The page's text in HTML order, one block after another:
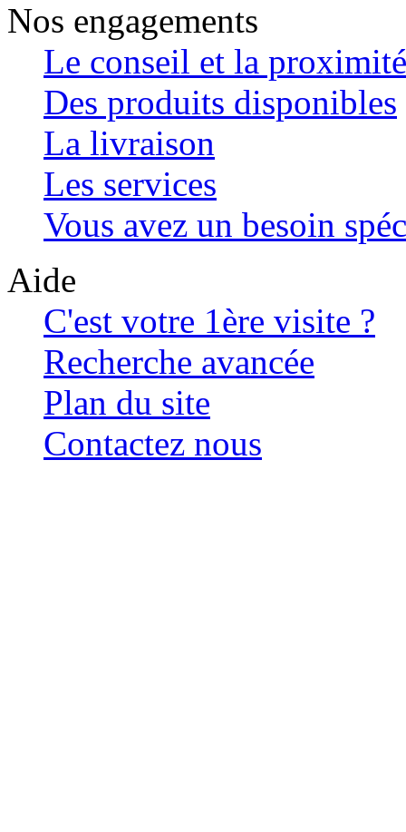
Nos engagements
Le conseil et la proximité
Des produits disponibles
La livraison
Les services
Vous avez un besoin
Aide
C'est votre 1ère visite ?
Recherche avancée
Plan du site
Contactez nous